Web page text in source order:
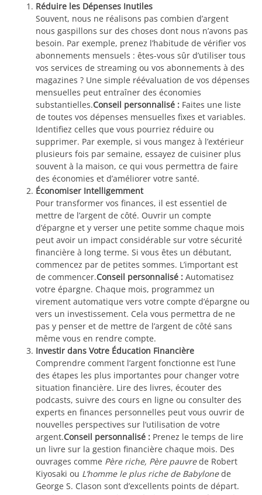
Réduire les Dépenses Inutiles
Souvent, nous ne réalisons pas combien d’argent
nous gaspillons sur des choses dont nous n’avons pas
besoin. Par exemple, prenez l’habitude de vérifier vos
abonnements mensuels : êtes-vous sûr d’utiliser tous
vos services de streaming ou vos abonnements à des
magazines ? Une simple réévaluation de vos dépenses
mensuelles peut entraîner des économies
substantielles.Conseil personnalisé : Faites une liste
de toutes vos dépenses mensuelles fixes et variables.
Identifiez celles que vous pourriez réduire ou
supprimer. Par exemple, si vous mangez à l’extérieur
plusieurs fois par semaine, essayez de cuisiner plus
souvent à la maison, ce qui vous permettra de faire
des économies et d’améliorer votre santé.
Économiser Intelligemment
Pour transformer vos finances, il est essentiel de
mettre de l’argent de côté. Ouvrir un compte
d’épargne et y verser une petite somme chaque mois
peut avoir un impact considérable sur votre sécurité
financière à long terme. Si vous êtes un débutant,
commencez par de petites sommes. L’important est
de commencer.Conseil personnalisé : Automatisez
votre épargne. Chaque mois, programmez un
virement automatique vers votre compte d’épargne ou
vers un investissement. Cela vous permettra de ne
pas y penser et de mettre de l’argent de côté sans
même vous en rendre compte.
Investir dans Votre Éducation Financière
Comprendre comment l’argent fonctionne est l’une
des étapes les plus importantes pour changer votre
situation financière. Lire des livres, écouter des
podcasts, suivre des cours en ligne ou consulter des
experts en finances personnelles peut vous ouvrir de
nouvelles perspectives sur l’utilisation de votre
argent.Conseil personnalisé : Prenez le temps de lire
un livre sur la gestion financière chaque mois. Des
ouvrages comme Père riche, Père pauvrede Robert
Kiyosaki ou L’homme le plus riche de Babylonede
George S. Clason sont d’excellents points de départ.